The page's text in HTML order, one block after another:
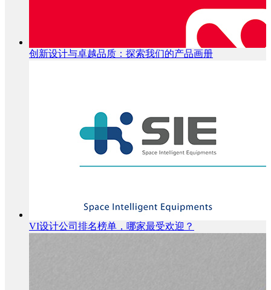
创新设计与卓越品质：探索我们的产品画册
VI设计公司排名榜单，哪家最受欢迎？